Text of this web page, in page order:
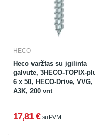
HECO
Heco varžtas su įgilinta
galvute, 3HECO-TOPIX-
6 x 50, HECO-Drive, VVG,
A3K, 200 vnt
17,81 € su PVM